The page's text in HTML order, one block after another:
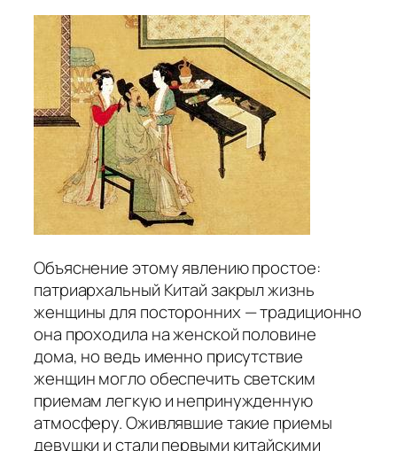
Объяснение этому явлению простое:
патриархальный Китай закрыл жизнь
женщины для посторонних — традиционно
она проходила на женской половине
дома, но ведь именно присутствие
женщин могло обеспечить светским
приемам легкую и непринужденную
атмосферу. Оживлявшие такие приемы
девушки и стали первыми китайскими